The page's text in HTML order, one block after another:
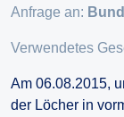
Anfrage an:
Verwendetes
Am 06.08.2015,
der Löcher in